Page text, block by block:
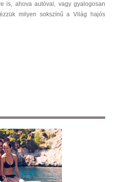
is, ahova autóval, vagy gyalogosan
milyen sokszínű a Világ hajós